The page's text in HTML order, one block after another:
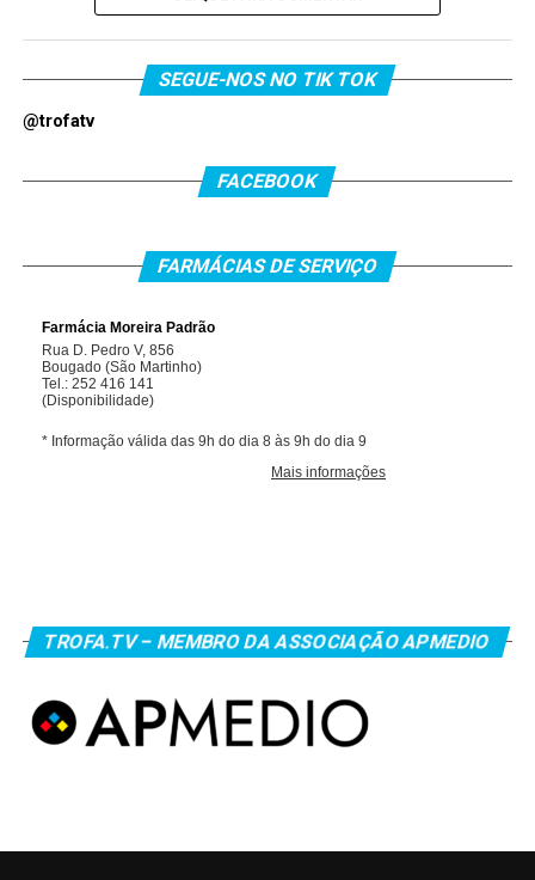
SEGUE-NOS NO TIK TOK
@trofatv
FACEBOOK
FARMÁCIAS DE SERVIÇO
TROFA.TV – MEMBRO DA ASSOCIAÇÃO APMEDIO